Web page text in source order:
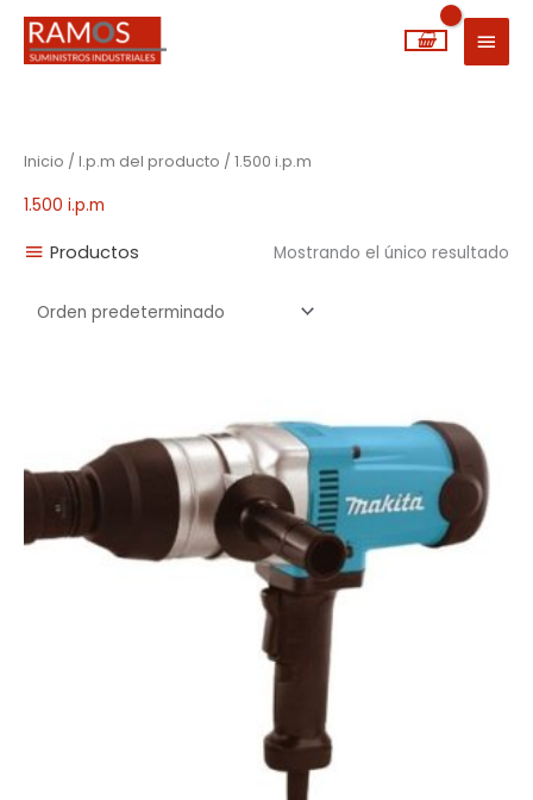
MENÚ
Inicio / I.p.m del producto / 1.500 i.p.m
1.500 i.p.m
Productos Mostrando el único resultado